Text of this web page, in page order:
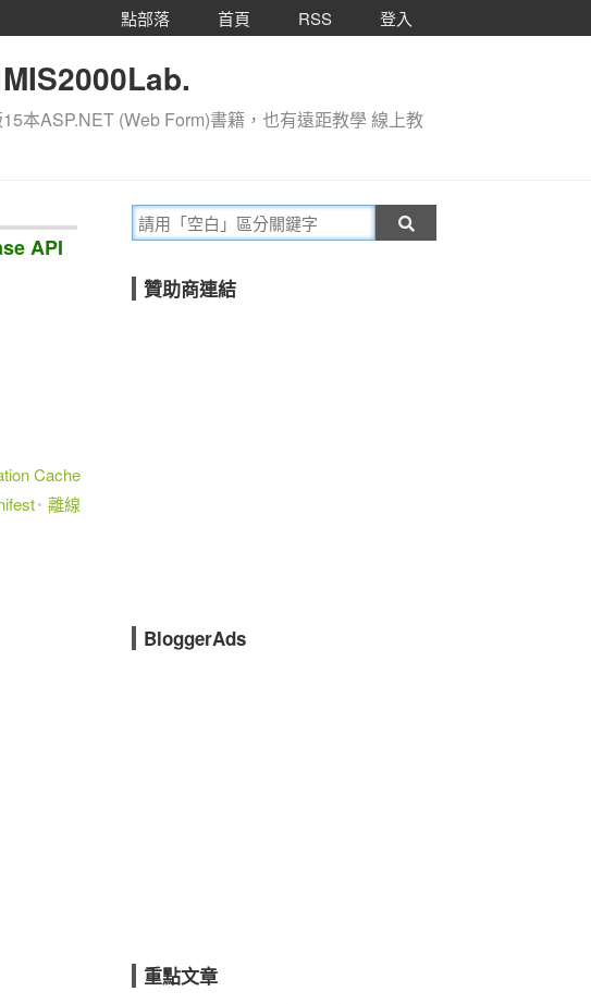
點部落 首頁 RSS 登入
本ASP.NET (Web Form)書籍，也有遠距教學 線上教
API
Cache
離線
贊助商連結
BloggerAds
重點文章